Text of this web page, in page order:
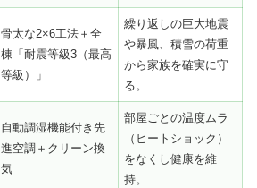
骨太な2×6工法＋全
棟「耐震等級3（最高
等級）」
繰り返しの巨大地震
や暴風、積雪の荷重
から家族を確実に守
る。
自動調湿機能付き先
進空調＋クリーン換
気
部屋ごとの温度ムラ
（ヒートショック）
をなくし健康を維
持。